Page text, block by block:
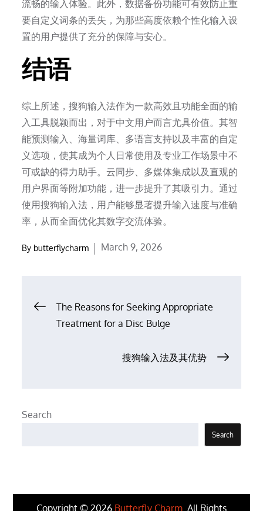
流畅的输入体验。此外，数据备份功能可有效防止重
要自定义词条的丢失，为那些高度依赖个性化输入设
置的用户提供了充分的保障与安心。
结语
综上所述，搜狗输入法作为一款高效且功能全面的输
入工具脱颖而出，对于中文用户而言尤具价值。其智
能预测输入、海量词库、多语言支持以及丰富的自定
义选项，使其成为个人日常使用及专业工作场景中不
可或缺的得力助手。云同步、多媒体集成以及直观的
用户界面等附加功能，进一步提升了其吸引力。通过
使用搜狗输入法，用户能够显著提升输入速度与准确
率，从而全面优化其数字交流体验。
By butterflycharm
Posted
March 9, 2026
PostThe Reasons for Seeking Appropriate
Treatment for a Disc Bulge
搜狗输入法及其优势
Search
Search
Copyright © 2026 Butterfly Charm . All Rights